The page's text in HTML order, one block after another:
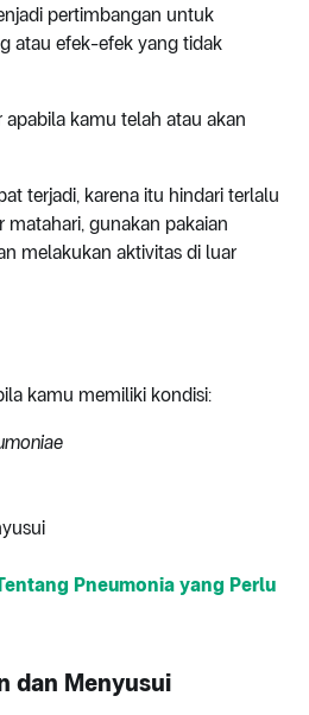
pertimbangan untuk
atau efek-efek yang tidak
kamu telah atau akan
terjadi, karena itu hindari terlalu
gunakan pakaian
melakukan aktivitas di luar
kamu memiliki kondisi:
Pneumonia yang Perlu
dan Menyusui